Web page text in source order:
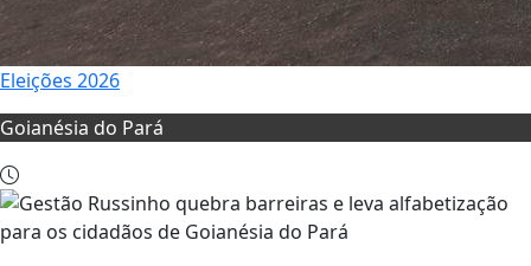
Eleições 2026
Goianésia do Pará